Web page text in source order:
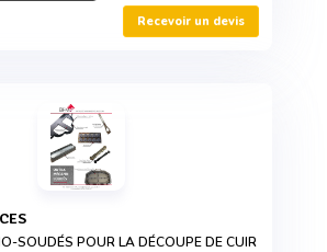
Recevoir un devis
SOUDÉS POUR LA DÉCOUPE DE CUIR